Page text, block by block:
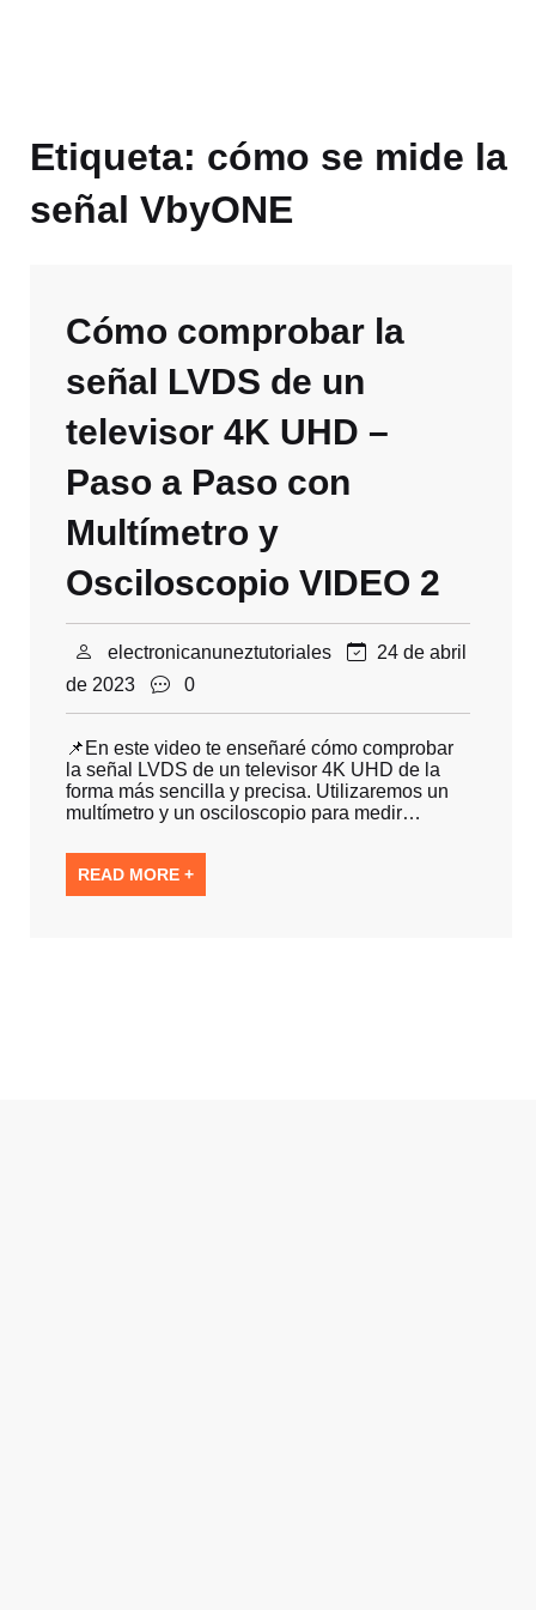
Etiqueta: cómo se mide la
señal VbyONE
Cómo comprobar la
señal LVDS de un
televisor 4K UHD –
Paso a Paso con
Multímetro y
Osciloscopio VIDEO 2
electronicanuneztutoriales
24 de abril
de 2023
0
📌En este video te enseñaré cómo comprobar
la señal LVDS de un televisor 4K UHD de la
forma más sencilla y precisa. Utilizaremos un
multímetro y un osciloscopio para medir…
READ MORE +